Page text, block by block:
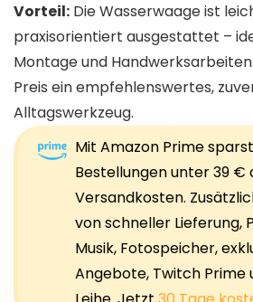
Vorteil: Die Wasserwaage ist
praxisorientiert ausgestattet –
Montage und
Preis ein empfehlenswertes,
Alltagswerkzeug.
Mit Amazon Prime
Bestellungen unter 39 €
Versandkosten.
von schneller Lieferung,
Musik, Fotospeicher,
Angebote, Twitch Prime